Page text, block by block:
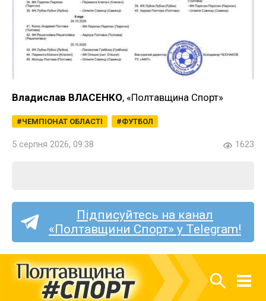
Владислав ВЛАСЕНКО, «Полтавщина Спорт»
ЧЕМПІОНАТ ОБЛАСТІ ФУТБОЛ
5 серпня 2026, 09:38 1623
Підписуйтесь на канал
«Полтавщини Спорт» у Telegram!